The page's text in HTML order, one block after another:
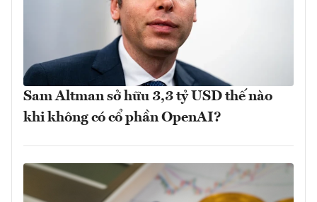
Sam Altman sở hữu 3,3 tỷ USD thế nào
khi không có cổ phần OpenAI?